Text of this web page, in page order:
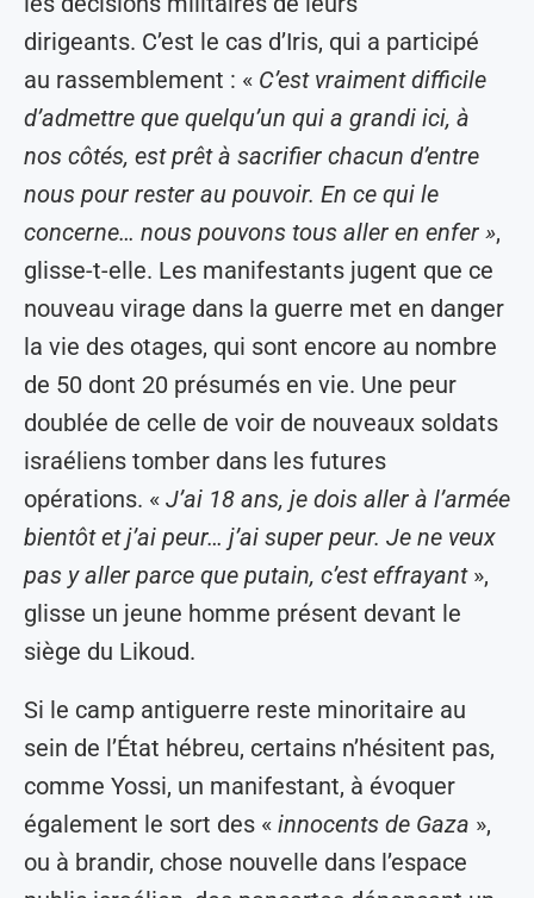
dirigeants. C’est le cas d’Iris, qui a participé
au rassemblement : « C’est vraiment difficile
d’admettre que quelqu’un qui a grandi ici, à
nos côtés, est prêt à sacrifier chacun d’entre
nous pour rester au pouvoir. En ce qui le
concerne… nous pouvons tous aller en enfer »,
glisse-t-elle. Les manifestants jugent que ce
nouveau virage dans la guerre met en danger
la vie des otages, qui sont encore au nombre
de 50 dont 20 présumés en vie. Une peur
doublée de celle de voir de nouveaux soldats
israéliens tomber dans les futures
opérations. « J’ai 18 ans, je dois aller à l’armée
bientôt et j’ai peur… j’ai super peur. Je ne veux
pas y aller parce que putain, c’est effrayant »,
glisse un jeune homme présent devant le
siège du Likoud.
Si le camp antiguerre reste minoritaire au
sein de l’État hébreu, certains n’hésitent pas,
comme Yossi, un manifestant, à évoquer
également le sort des « innocents de Gaza »,
ou à brandir, chose nouvelle dans l’espace